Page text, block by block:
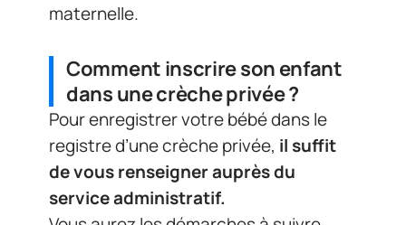
maternelle.
Comment inscrire son enfant
dans une crèche privée ?
Pour enregistrer votre bébé dans le
registre d’une crèche privée, il suffit
de vous renseigner auprès du
service administratif.